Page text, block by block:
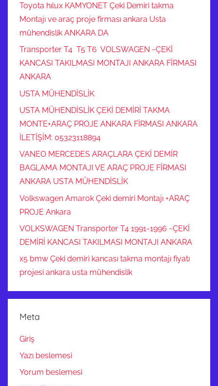
Toyota hılux KAMYONET Çeki Demiri takma
Montajı ve araç proje firması ankara Usta
mühendislik ANKARA DA
Transporter T4 T5 T6 VOLSWAGEN ~ÇEKİ
KANCASI TAKILMASI MONTAJI ANKARA FİRMASI
ANKARA
USTA MÜHENDİSLİK
USTA MÜHENDİSLİK ÇEKİ DEMİRİ TAKMA
MONTE+ARAÇ PROJE ANKARA FİRMASI ANKARA
İLETİŞİM: 05323118894
VANEO MERCEDES ARAÇLARA ÇEKİ DEMİR
BAGLAMA MONTAJI VE ARAÇ PROJE FİRMASI
ANKARA USTA MÜHENDİSLİK
Volkswagen Amarok Çeki demiri Montajı +ARAÇ
PROJE Ankara
VOLKSWAGEN Transporter T4 1991-1996 ~ÇEKİ
DEMİRİ KANCASI TAKILMASI MONTAJI ANKARA
x5 bmw Çeki demiri kancası takma montajı fiyatı
projesi ankara usta mühendislik
Meta
Giriş
Yazı beslemesi
Yorum beslemesi